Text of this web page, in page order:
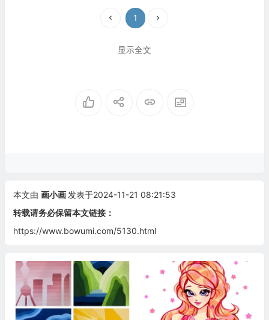
1
显示全文
本文由 画小画 发表于2024-11-21 08:21:53
转载请务必保留本文链接：
https://www.bowumi.com/5130.html